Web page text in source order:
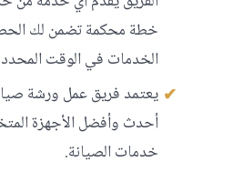
خطة محكمة تضمن لك
الخدمات في الوقت
يعتمد فريق عمل ورشة
أحدث وأفضل الأجهزة
خدمات الصيانة.